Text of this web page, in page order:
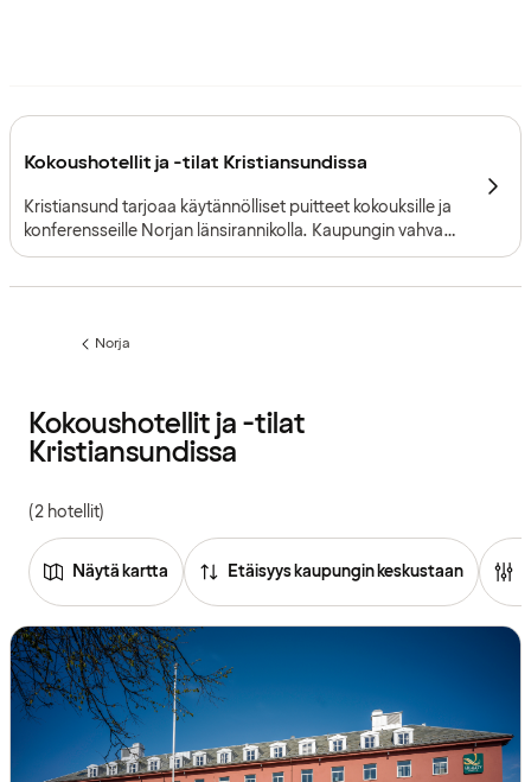
Kokoushotellit ja -tilat Kristiansundissa
Kristiansund tarjoaa käytännölliset puitteet kokouksille ja
konferensseille Norjan länsirannikolla. Kaupungin vahva
merellinen identiteetti, lyhyt etäisyys lentokentältä ja
Edellinen
Norja
Kokoushotellit ja -tilat
Kristiansundissa
(2 hotellit)
Näytä kartta Etäisyys kaupungin keskustaan